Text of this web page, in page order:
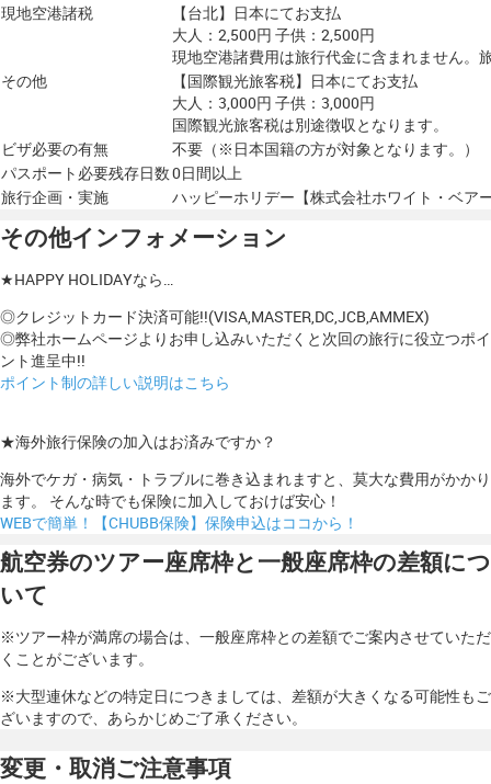
現地空港諸税
【台北】日本にてお支払
大人：2,500円 子供：2,500円
現地空港諸費用は旅行代金に含まれません。
その他
【国際観光旅客税】日本にてお支払
大人：3,000円 子供：3,000円
国際観光旅客税は別途徴収となります。
ビザ必要の有無
不要（※日本国籍の方が対象となります。）
パスポート必要残存日数0日間以上
旅行企画・実施
ハッピーホリデー【株式会社ホワイト・ベア
その他インフォメーション
★HAPPY HOLIDAYなら…
◎クレジットカード決済可能!!(VISA,MASTER,DC,JCB,AMMEX)
◎弊社ホームページよりお申し込みいただくと次回の旅行に役立つポイ
ント進呈中!!
ポイント制の詳しい説明はこちら
★海外旅行保険の加入はお済みですか？
海外でケガ・病気・トラブルに巻き込まれますと、莫大な費用がかかり
ます。 そんな時でも保険に加入しておけば安心！
WEBで簡単！【CHUBB保険】保険申込はココから！
航空券のツアー座席枠と一般座席枠の差額につ
いて
※ツアー枠が満席の場合は、一般座席枠との差額でご案内させていただ
くことがございます。
※大型連休などの特定日につきましては、差額が大きくなる可能性もご
ざいますので、あらかじめご了承ください。
変更・取消ご注意事項